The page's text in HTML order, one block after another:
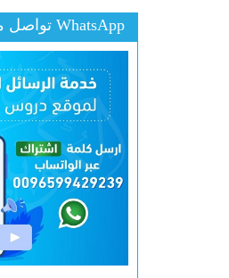
WhatsApp تواصل معنا